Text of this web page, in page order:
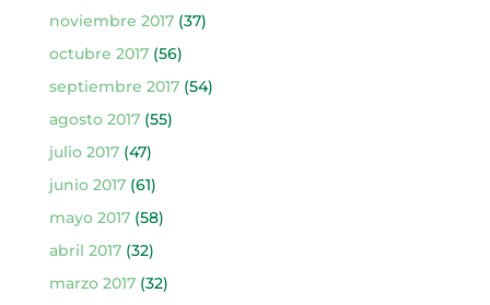
noviembre 2017(37)
octubre 2017(56)
septiembre 2017(54)
agosto 2017(55)
julio 2017(47)
junio 2017(61)
mayo 2017(58)
abril 2017(32)
marzo 2017(32)